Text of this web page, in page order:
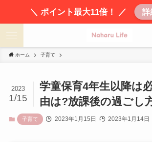
＼ ポイント最大11倍！ ／ 詳
ホーム 子育て
学童保育4年生以降は
由は?放課後の過ごし
2023
1/15
子育て 2023年1月15日 2023年1月14日